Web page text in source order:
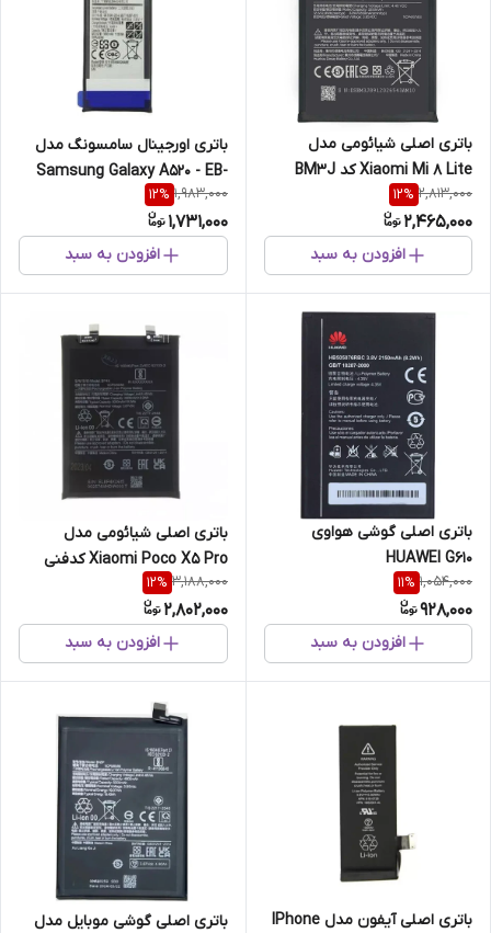
باتری اصلی شیائومی مدل
Xiaomi Mi 8 Lite کد BM3J
2,813,000
12%
2,465,000
افزودن به سبد
باتری اورجینال سامسونگ مدل
Samsung Galaxy A520 - EB-
BA520ABE
1,983,000
12%
1,731,000
افزودن به سبد
باتری اصلی گوشی هواوی
HUAWEI G610
1,054,000
11%
928,000
افزودن به سبد
باتری اصلی شیائومی مدل
Xiaomi Poco X5 Pro کدفنی
BP4K
3,188,000
12%
2,802,000
افزودن به سبد
باتری اصلی آیفون مدل IPhone باتری اصلی گوشی موبایل مدل